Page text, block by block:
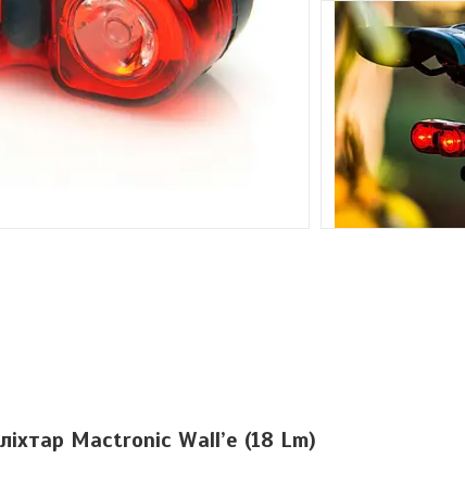
Mactronic Wall’e (18 Lm)